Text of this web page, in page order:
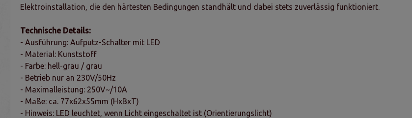
Elektroinstallation, die den härtesten Bedingungen standhält und dabei stets zuverlässig funktioniert.
Technische Details:
- Ausführung: Aufputz-Schalter mit LED
- Material: Kunststoff
- Farbe: hell-grau / grau
- Betrieb nur an 230V/50Hz
- Maximalleistung: 250V~/10A
- Maße: ca. 77x62x55mm (HxBxT)
- Hinweis: LED leuchtet, wenn Licht eingeschaltet ist (Orientierungslicht)